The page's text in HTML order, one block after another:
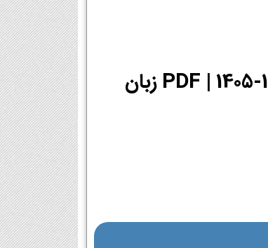
دانلود PDF کتاب زبان انگلیسی یازدهم تجربی 1404-1405 | PDF زبان